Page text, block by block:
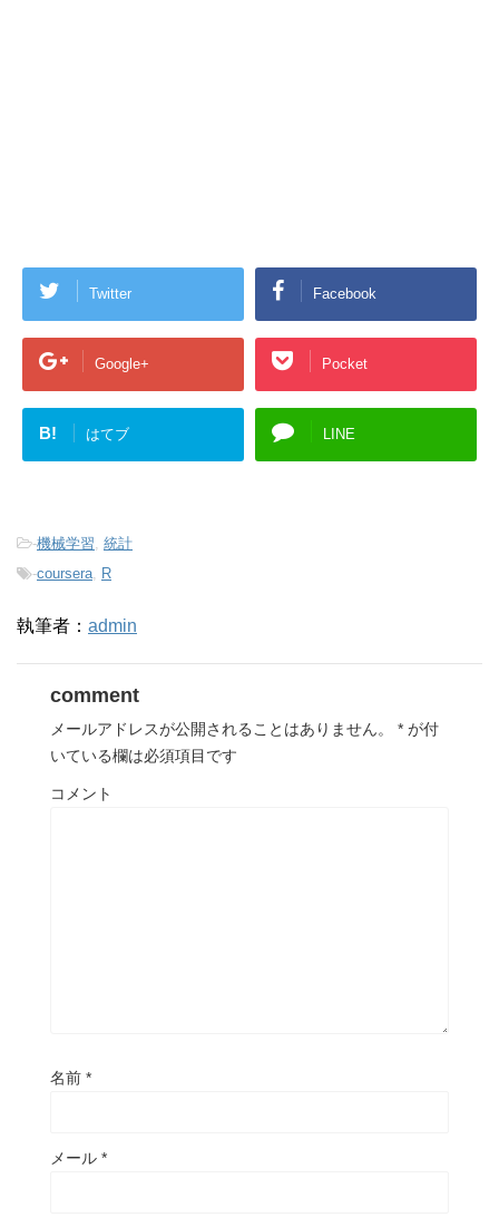
Twitter Facebook
Google+ Pocket
B! はてブ LINE
-機械学習 統計
-coursera R
執筆者： admin
comment
メールアドレスが公開されることはありません。 * が付
いている欄は必須項目です
コメント
名前 *
メール *